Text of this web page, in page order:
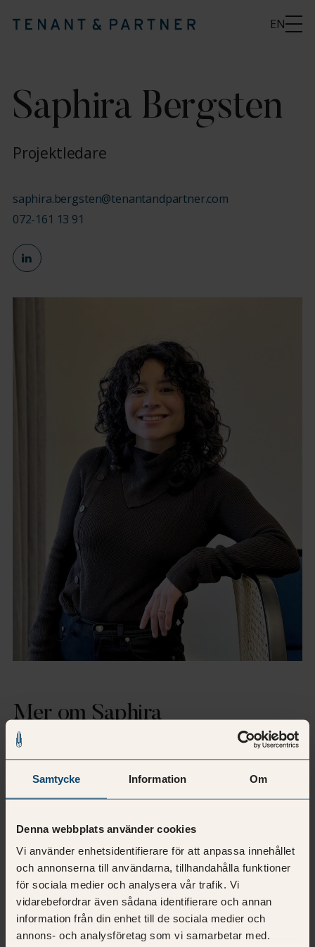
Samtycke Information Om
Denna webbplats använder cookies
Vi använder enhetsidentifierare för att anpassa innehållet
och annonserna till användarna, tillhandahålla funktioner
för sociala medier och analysera vår trafik. Vi
vidarebefordrar även sådana identifierare och annan
information från din enhet till de sociala medier och
annons- och analysföretag som vi samarbetar med.
EN
Saphira Bergsten
Projektledare
saphira.bergsten@tenantandpartner.com
072-161 13 91
Mer om Saphira
Som projektledare inom etablering drivs jag av att
skapa arbetsplatser där människor verkligen trivs. Jag
älskar känslan av att lägga pusselbitarna tillsammans
med kollegor och kunder – när olika perspektiv möts
hållbara.
Etablering handlar om så mycket mer än själva
lokalerna. Det handlar om människorna som ska vara
där, relationerna som byggs och att forma en vardag
som känns meningsfull. När vi lyckas skapa det, då vi
kan säga att vi skapat värde som känns – inte bara